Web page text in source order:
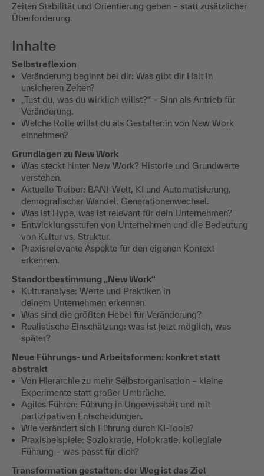
Zeiten Stabilität und Orientierung geben – statt zusätzlicher
Überforderung.
Inhalte
Selbstreflexion
Veränderung beginnt bei dir: Was gibt dir Halt in
unsicheren Zeiten?
„Tust du, was du wirklich willst?“ – Sinn als Antrieb für
Veränderung.
Welche Rolle willst du als Gestalter:in von New Work
einnehmen?
Grundlagen zu New Work
Was steckt hinter New Work? Historie und Grundwerte
verstehen.
Aktuelle Treiber: BANI-Welt, KI und Automatisierung,
demografischer Wandel, Generationenwechsel.
Was ist Hype, was ist relevant für dein Unternehmen?
Entwicklungsstufen von Unternehmen und die Bedeutung
von Kultur vs. Struktur.
Praxisrelevante Aspekte für den eigenen Kontext
erkennen.
Standortbestimmung „New Work“
Kulturanalyse: Werte und Praktiken in
deinem Unternehmen erkennen.
Was sind die größten Hebel für Veränderung?
Realistische Einschätzung: was ist jetzt möglich, was
später?
Neue Führungs- und Arbeitsformen: konkret statt
abstrakt
Von Hierarchie zu mehr Selbstorganisation – kleine
Experimente statt großer Umbrüche.
Agiles Führen: Führung in Ungewissheit und mit
partizipativen Entscheidungen.
Wie verändert sich Führung durch KI-Tools?
Praxisbeispiele: Soziokratie, Holokratie, kollegiale
Führung – was passt für dich?
Transformation gestalten: der Weg ist das Ziel